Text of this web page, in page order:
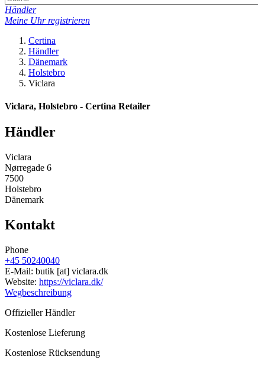
Händler
Meine Uhr registrieren
Certina
Händler
Dänemark
Holstebro
Viclara
Viclara, Holstebro - Certina Retailer
Händler
Viclara
Nørregade 6
7500
Holstebro
Dänemark
Kontakt
Phone
+45 50240040
E-Mail: butik [at] viclara.dk
Website: https://viclara.dk/
Wegbeschreibung
Offizieller Händler
Kostenlose Lieferung
Kostenlose Rücksendung